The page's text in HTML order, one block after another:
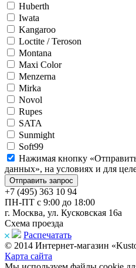
Huberth
Iwata
Kangaroo
Loctite / Teroson
Montana
Maxi Color
Menzerna
Mirka
Novol
Rupes
SATA
Sunmight
Soft99
Нажимая кнопку
данных», на условиях и для
+7 (495) 363 10 94
ПН-ПТ с 9:00 до 18:00
г. Москва, ул. Кусковская 16а
Схема проезда
Распечатать
© 2014 Интернет-магазин
Карта сайта